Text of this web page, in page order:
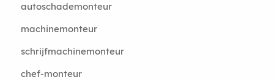
autoschademonteur
machinemonteur
schrijfmachinemonteur
chef-monteur